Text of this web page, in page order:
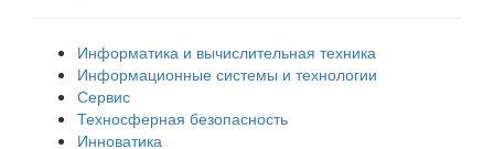
Информатика и вычислительная техника
Информационные системы и технологии
Сервис
Техносферная безопасность
Инноватика